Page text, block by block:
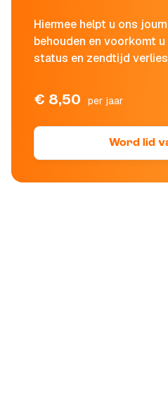
Hiermee helpt u ons
behouden en voorkomt
status en zendtijd
€ 8,50 per jaar
Word lid